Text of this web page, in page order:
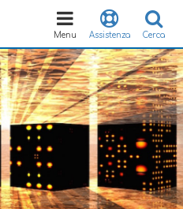
Cerca
Assistenza
Toggle
navigation
Menu